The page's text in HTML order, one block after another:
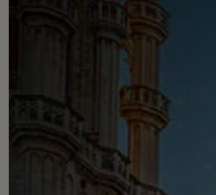
Για εσάς
Για επιχειρήσεις
Για τον κόσμο